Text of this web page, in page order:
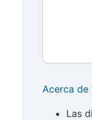
Acerca
Las